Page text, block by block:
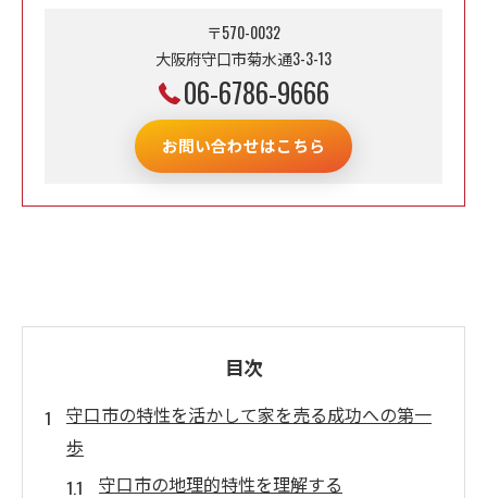
〒570-0032
大阪府守口市菊水通3-3-13
06-6786-9666
お問い合わせはこちら
目次
守口市の特性を活かして家を売る成功への第一
歩
守口市の地理的特性を理解する